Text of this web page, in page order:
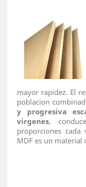
mayor rapidez. El
poblacion
y progresiva
virgenes,
proporciones
MDF es un material